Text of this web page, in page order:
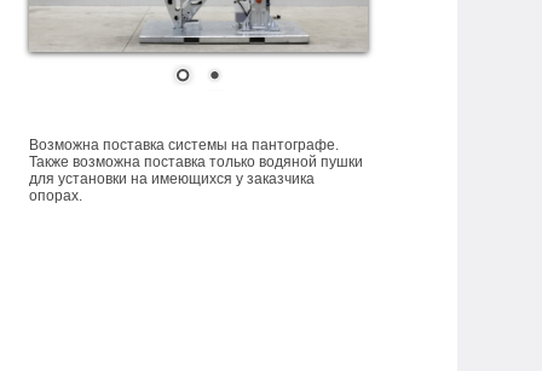
Возможна поставка системы на пантографе.
Также возможна поставка только водяной пушки
для установки на имеющихся у заказчика
опорах.